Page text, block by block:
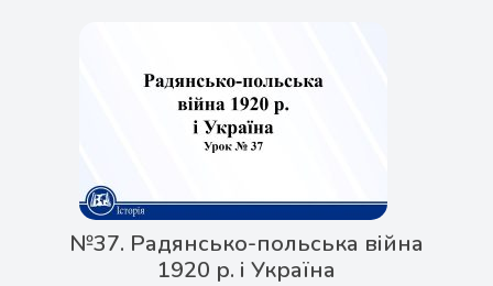
№37. Радянсько-польська війна
1920 р. і Україна